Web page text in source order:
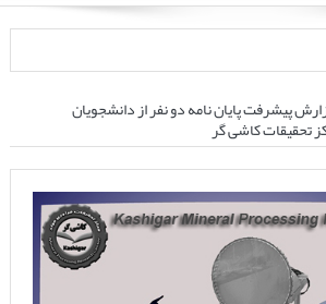
پیشرفت پایان نامه دو نفر از دانشجویان
تحقیقات کاشی گر